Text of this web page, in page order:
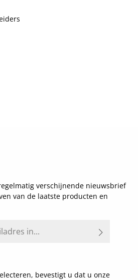
verschijnende nieuwsbrief
van de laatste producten en
bevestigt u dat u onze